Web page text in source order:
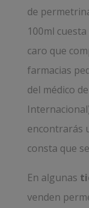
de
100ml
caro que
farmacias
del médico
encontrarás
consta que
En algunas
venden